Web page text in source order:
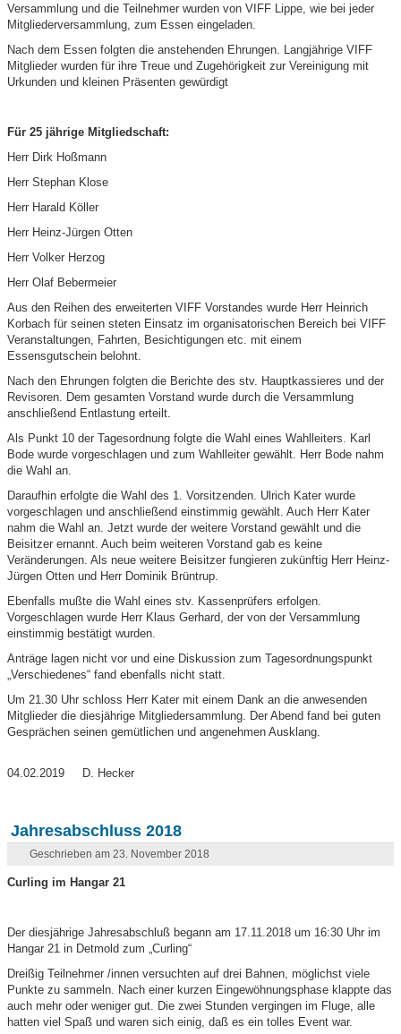
Versammlung und die Teilnehmer wurden von VIFF Lippe, wie bei jeder
Mitgliederversammlung, zum Essen eingeladen.
Nach dem Essen folgten die anstehenden Ehrungen. Langjährige VIFF
Mitglieder wurden für ihre Treue und Zugehörigkeit zur Vereinigung mit
Urkunden und kleinen Präsenten gewürdigt
Für 25 jährige Mitgliedschaft:
Herr Dirk Hoßmann
Herr Stephan Klose
Herr Harald Köller
Herr Heinz-Jürgen Otten
Herr Volker Herzog
Herr Olaf Bebermeier
Aus den Reihen des erweiterten VIFF Vorstandes wurde Herr Heinrich
Korbach für seinen steten Einsatz im organisatorischen Bereich bei VIFF
Veranstaltungen, Fahrten, Besichtigungen etc. mit einem
Essensgutschein belohnt.
Nach den Ehrungen folgten die Berichte des stv. Hauptkassieres und der
Revisoren. Dem gesamten Vorstand wurde durch die Versammlung
anschließend Entlastung erteilt.
Als Punkt 10 der Tagesordnung folgte die Wahl eines Wahlleiters. Karl
Bode wurde vorgeschlagen und zum Wahlleiter gewählt. Herr Bode nahm
die Wahl an.
Daraufhin erfolgte die Wahl des 1. Vorsitzenden. Ulrich Kater wurde
vorgeschlagen und anschließend einstimmig gewählt. Auch Herr Kater
nahm die Wahl an. Jetzt wurde der weitere Vorstand gewählt und die
Beisitzer ernannt. Auch beim weiteren Vorstand gab es keine
Veränderungen. Als neue weitere Beisitzer fungieren zukünftig Herr Heinz-
Jürgen Otten und Herr Dominik Brüntrup.
Ebenfalls mußte die Wahl eines stv. Kassenprüfers erfolgen.
Vorgeschlagen wurde Herr Klaus Gerhard, der von der Versammlung
einstimmig bestätigt wurden.
Anträge lagen nicht vor und eine Diskussion zum Tagesordnungspunkt
„Verschiedenes“ fand ebenfalls nicht statt.
Um 21.30 Uhr schloss Herr Kater mit einem Dank an die anwesenden
Mitglieder die diesjährige Mitgliedersammlung. Der Abend fand bei guten
Gesprächen seinen gemütlichen und angenehmen Ausklang.
04.02.2019 D. Hecker
Jahresabschluss 2018
Geschrieben am 23. November 2018
Curling im Hangar 21
Der diesjährige Jahresabschluß begann am 17.11.2018 um 16:30 Uhr im
Hangar 21 in Detmold zum „Curling“
Dreißig Teilnehmer /innen versuchten auf drei Bahnen, möglichst viele
Punkte zu sammeln. Nach einer kurzen Eingewöhnungsphase klappte das
auch mehr oder weniger gut. Die zwei Stunden vergingen im Fluge, alle
hatten viel Spaß und waren sich einig, daß es ein tolles Event war.